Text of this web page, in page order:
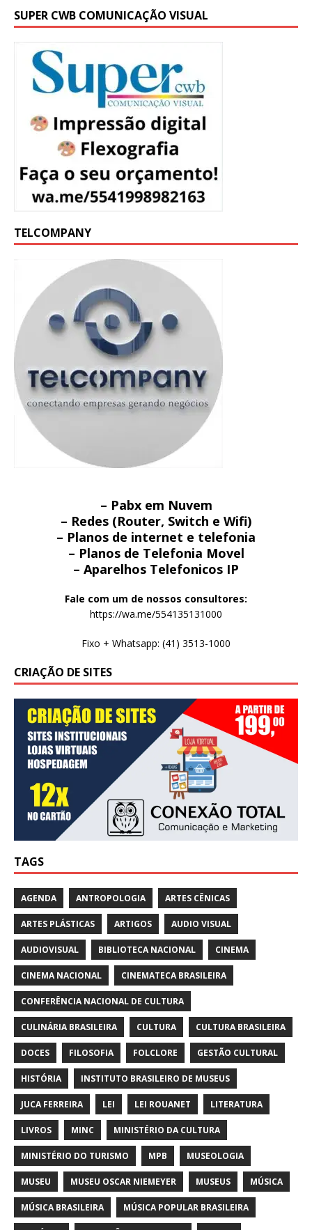
SUPER CWB COMUNICAÇÃO VISUAL
TELCOMPANY
– Pabx em Nuvem
– Redes (Router, Switch e Wifi)
– Planos de internet e telefonia
– Planos de Telefonia Movel
– Aparelhos Telefonicos IP
Fale com um de nossos consultores:
https://wa.me/554135131000
Fixo + Whatsapp: (41) 3513-1000
CRIAÇÃO DE SITES
TAGS
AGENDA ANTROPOLOGIA ARTES CÊNICAS
ARTES PLÁSTICAS ARTIGOS AUDIO VISUAL
AUDIOVISUAL BIBLIOTECA NACIONAL CINEMA
CINEMA NACIONAL CINEMATECA BRASILEIRA
CONFERÊNCIA NACIONAL DE CULTURA
CULINÁRIA BRASILEIRA CULTURA CULTURA BRASILEIRA
DOCES FILOSOFIA FOLCLORE GESTÃO CULTURAL
HISTÓRIA INSTITUTO BRASILEIRO DE MUSEUS
JUCA FERREIRA LEI LEI ROUANET LITERATURA
LIVROS MINC MINISTÉRIO DA CULTURA
MINISTÉRIO DO TURISMO MPB MUSEOLOGIA
MUSEU MUSEU OSCAR NIEMEYER MUSEUS MÚSICA
MÚSICA BRASILEIRA MÚSICA POPULAR BRASILEIRA